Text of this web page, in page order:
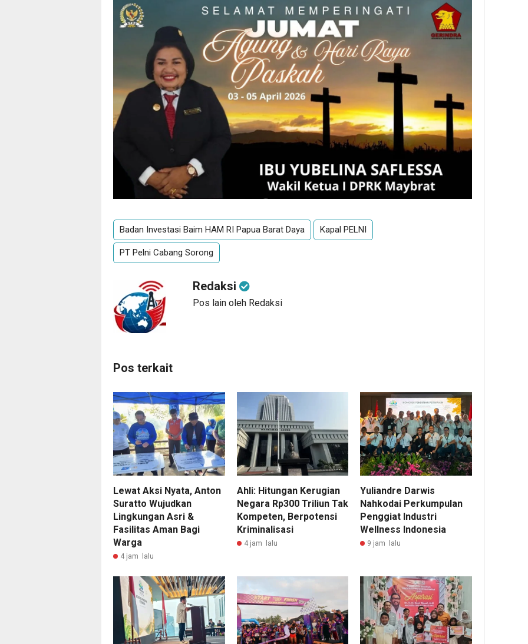
Badan Investasi Baim HAM RI Papua Barat Daya Kapal PELNI
PT Pelni Cabang Sorong
Redaksi
Pos lain oleh Redaksi
Pos terkait
Lewat Aksi Nyata, Anton
Suratto Wujudkan
Lingkungan Asri &
Fasilitas Aman Bagi
Warga
4 jam lalu
Ahli: Hitungan Kerugian
Negara Rp300 Triliun Tak
Kompeten, Berpotensi
Kriminalisasi
4 jam lalu
Yuliandre Darwis
Nahkodai Perkumpulan
Penggiat Industri
Wellness Indonesia
9 jam lalu